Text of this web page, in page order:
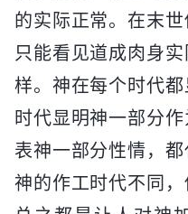
的实际正常。在末
只能看见道成肉身
样。神在每个时代
时代显明神一部分
表神一部分性情，
神的作工时代不同，